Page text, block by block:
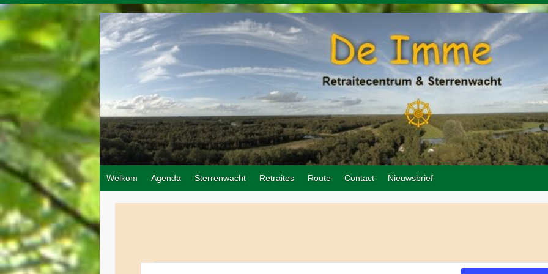
Doorgaan
naar
inhoud
Welkom Agenda Sterrenwacht Retraites Route Contact Nieuwsbrief